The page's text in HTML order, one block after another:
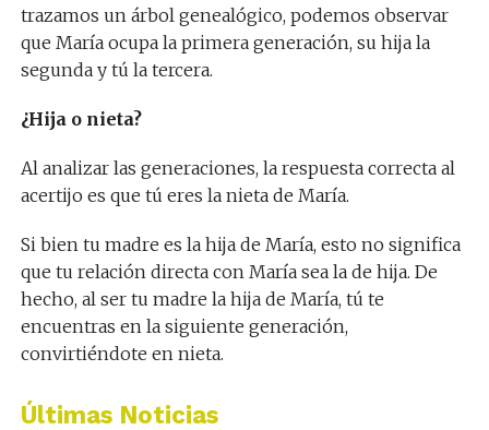
trazamos un árbol genealógico, podemos observar
que María ocupa la primera generación, su hija la
segunda y tú la tercera.
¿Hija o nieta?
Al analizar las generaciones, la respuesta correcta al
acertijo es que tú eres la nieta de María.
Si bien tu madre es la hija de María, esto no significa
que tu relación directa con María sea la de hija. De
hecho, al ser tu madre la hija de María, tú te
encuentras en la siguiente generación,
convirtiéndote en nieta.
Últimas Noticias